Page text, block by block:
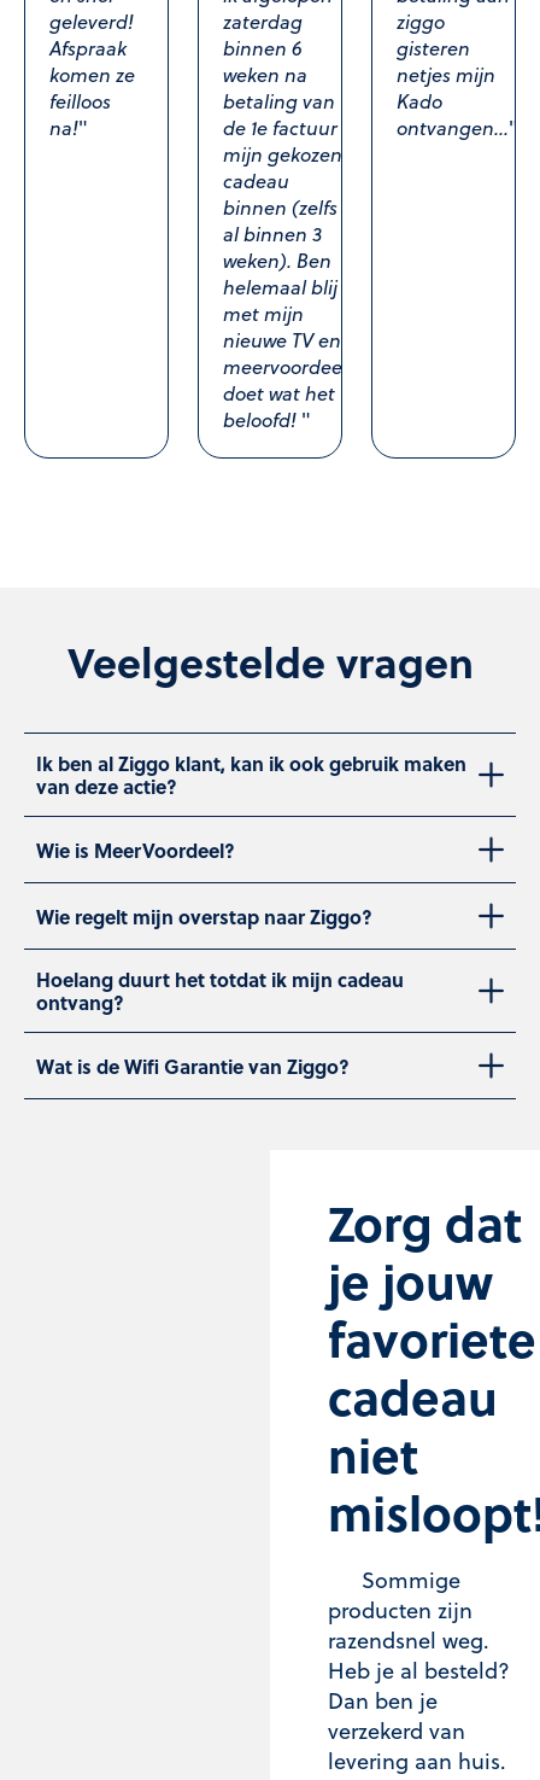
geleverd!
Afspraak
komen ze
feilloos
na!"
zaterdag
binnen 6
weken na
betaling van
de 1e factuur
mijn gekozen
cadeau
binnen (zelfs
al binnen 3
weken). Ben
helemaal blij
met mijn
nieuwe TV en
meervoordeel
doet wat het
beloofd! "
ziggo
gisteren
netjes mijn
Kado
ontvangen..."
Veelgestelde vragen
Ik ben al Ziggo klant, kan ik ook gebruik maken
van deze actie?
Wie is MeerVoordeel?
Wie regelt mijn overstap naar Ziggo?
Hoelang duurt het totdat ik mijn cadeau
ontvang?
Wat is de Wifi Garantie van Ziggo?
Zorg dat
je jouw
favoriete
cadeau
niet
Sommige
producten zijn
razendsnel weg.
Heb je al besteld?
Dan ben je
verzekerd van
levering aan huis.